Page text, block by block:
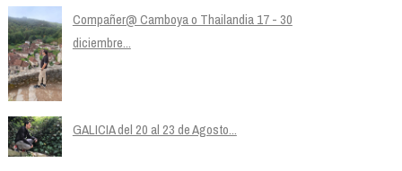
Compañer@ Camboya o Thailandia 17 - 30
diciembre...
GALICIA del 20 al 23 de Agosto...